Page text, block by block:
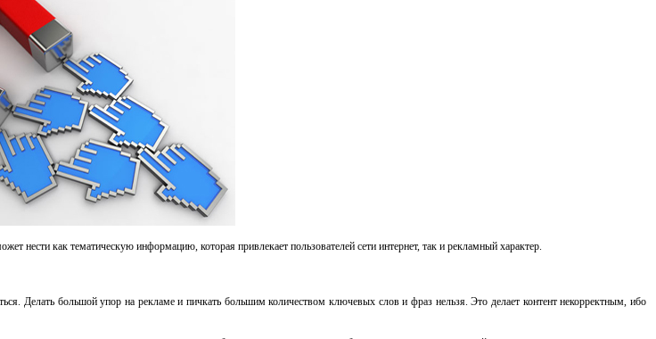
нести как тематическую информацию, которая привлекает пользователей сети интернет, так и рекламный характер.
Делать большой упор на рекламе и пичкать большим количеством ключевых слов и фраз нельзя. Это делает контент некорректным, ибо